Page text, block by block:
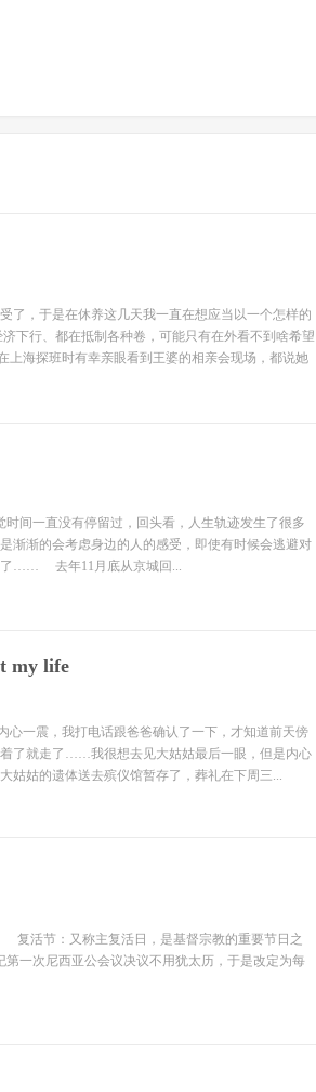
了，于是在休养这几天我一直在想应当以一个怎样的
下行、都在抵制各种卷，可能只有在外看不到啥希望
上海探班时有幸亲眼看到王婆的相亲会现场，都说她
间一直没有停留过，回头看，人生轨迹发生了很多
渐渐的会考虑身边的人的感受，即使有时候会逃避对
了…… 去年11月底从京城回...
my life
一震，我打电话跟爸爸确认了一下，才知道前天傍
了就走了……我很想去见大姑姑最后一眼，但是内心
姑姑的遗体送去殡仪馆暂存了，葬礼在下周三...
活节：又称主复活日，是基督宗教的重要节日之
一次尼西亚公会议决议不用犹太历，于是改定为每